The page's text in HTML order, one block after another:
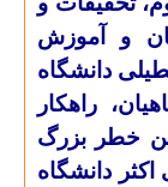
و آموزش
دانشگاه
راهکار
خطر بزرگ
اکثر دانشگاه